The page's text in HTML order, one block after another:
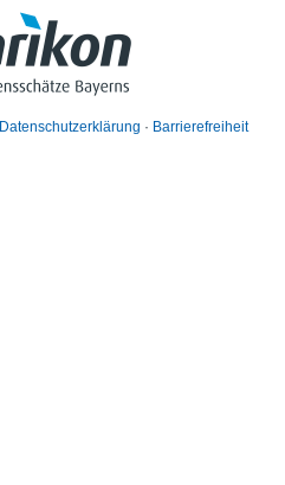
Datenschutzerklärung Barrierefreiheit